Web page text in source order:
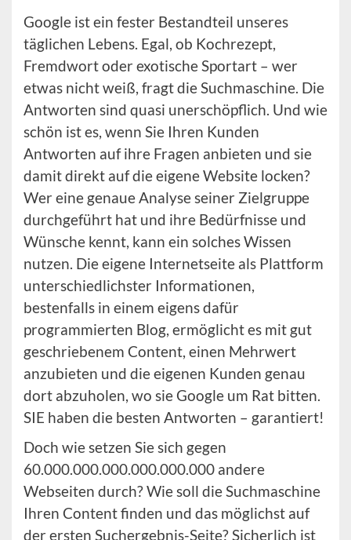
Google ist ein fester Bestandteil unseres
täglichen Lebens. Egal, ob Kochrezept,
Fremdwort oder exotische Sportart – wer
etwas nicht weiß, fragt die Suchmaschine. Die
Antworten sind quasi unerschöpflich. Und wie
schön ist es, wenn Sie Ihren Kunden
Antworten auf ihre Fragen anbieten und sie
damit direkt auf die eigene Website locken?
Wer eine genaue Analyse seiner Zielgruppe
durchgeführt hat und ihre Bedürfnisse und
Wünsche kennt, kann ein solches Wissen
nutzen. Die eigene Internetseite als Plattform
unterschiedlichster Informationen,
bestenfalls in einem eigens dafür
programmierten Blog, ermöglicht es mit gut
geschriebenem Content, einen Mehrwert
anzubieten und die eigenen Kunden genau
dort abzuholen, wo sie Google um Rat bitten.
SIE haben die besten Antworten – garantiert!
Doch wie setzen Sie sich gegen
60.000.000.000.000.000.000 andere
Webseiten durch? Wie soll die Suchmaschine
Ihren Content finden und das möglichst auf
der ersten Suchergebnis-Seite? Sicherlich ist